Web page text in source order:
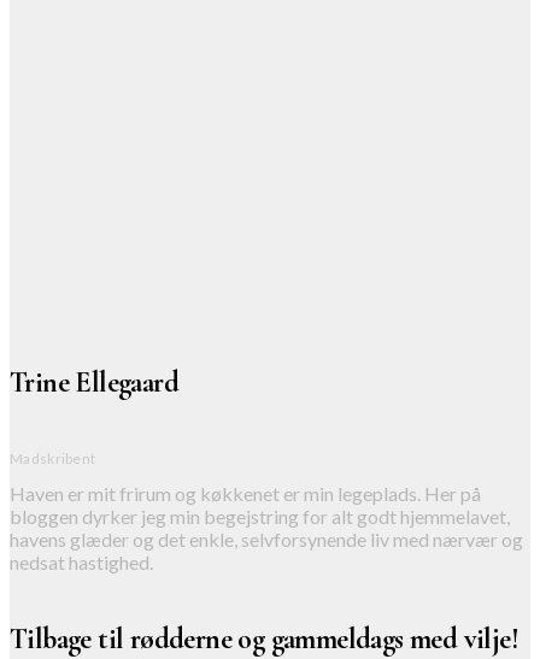
Trine Ellegaard
Madskribent
Haven er mit frirum og køkkenet er min legeplads. Her på
bloggen dyrker jeg min begejstring for alt godt hjemmelavet,
havens glæder og det enkle, selvforsynende liv med nærvær og
nedsat hastighed.
Tilbage til rødderne og gammeldags med vilje!